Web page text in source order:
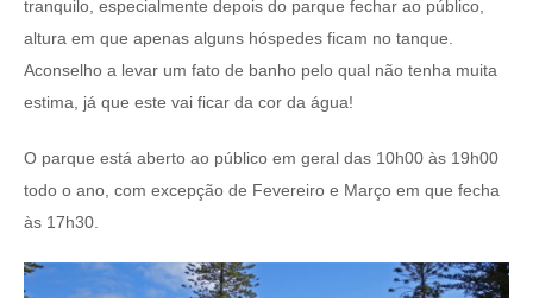
tranquilo, especialmente depois do parque fechar ao público,
altura em que apenas alguns hóspedes ficam no tanque.
Aconselho a levar um fato de banho pelo qual não tenha muita
estima, já que este vai ficar da cor da água!
O parque está aberto ao público em geral das 10h00 às 19h00
todo o ano, com excepção de Fevereiro e Março em que fecha
às 17h30.